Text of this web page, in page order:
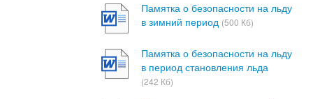
Памятка о безопасности на льду
в зимний период (500 Кб)
Памятка о безопасности на льду
в период становления льда
(242 Кб)